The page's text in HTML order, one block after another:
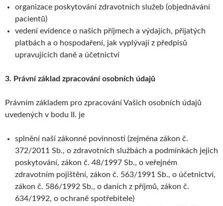
organizace poskytování zdravotních služeb (objednávání
pacientů)
vedení evidence o našich příjmech a výdajích, přijatých
platbách a o hospodaření, jak vyplývají z předpisů
upravujících daně a účetnictví
3. Právní základ zpracování osobních údajů
Právním základem pro zpracování Vašich osobních údajů
uvedených v bodu II. je
splnění naší zákonné povinnosti (zejména zákon č.
372/2011 Sb., o zdravotních službách a podmínkách jejich
poskytování, zákon č. 48/1997 Sb., o veřejném
zdravotním pojištění, zákon č. 563/1991 Sb., o účetnictví,
zákon č. 586/1992 Sb., o daních z příjmů, zákon č.
634/1992, o ochraně spotřebitele)